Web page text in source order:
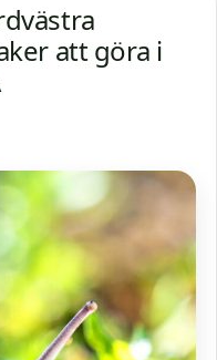
att göra i